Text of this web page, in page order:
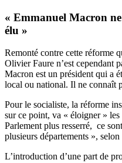
« Emmanuel Macron
élu »
Remonté contre cette réforme
Olivier Faure n’est cependant
Macron est un président qui a
local ou national. Il ne connaît
Pour le socialiste, la réforme
sur ce point, va « éloigner »
Parlement plus resserré, ce
plusieurs départements »,
L’introduction d’une part de